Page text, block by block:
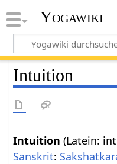
Yogawiki
Intuition
Intuition (Latein:
Sanskrit: